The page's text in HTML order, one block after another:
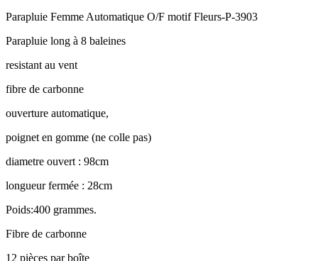
Parapluie Femme Automatique O/F motif Fleurs-P-3903
Parapluie long à 8 baleines
resistant au vent
fibre de carbonne
ouverture automatique,
poignet en gomme (ne colle pas)
diametre ouvert : 98cm
longueur fermée : 28cm
Poids:400 grammes.
Fibre de carbonne
12 pièces par boîte